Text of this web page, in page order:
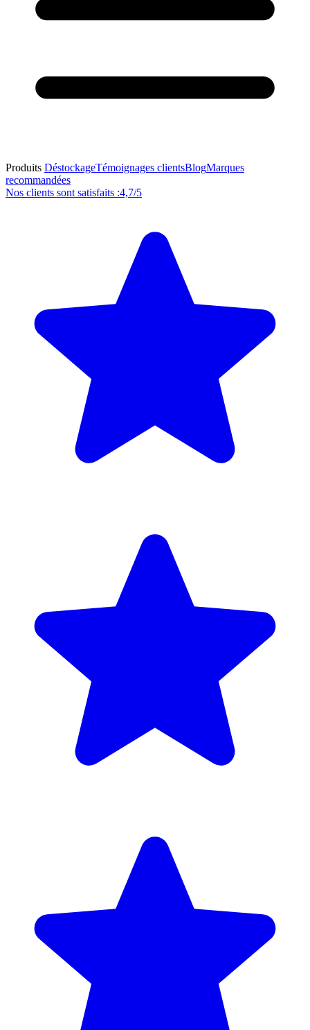
Produits DéstockageTémoignages clientsBlogMarques
recommandées
Nos clients sont satisfaits :4,7/5